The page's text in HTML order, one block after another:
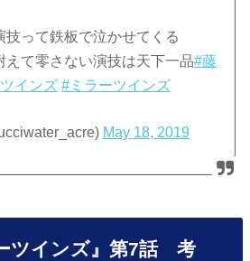
技って鉄板で泣かせてくる
えて零さない演技は天下一品#藤
インズ #ミラーツインズ
May 18, 2019
ツインズ』第7話 考